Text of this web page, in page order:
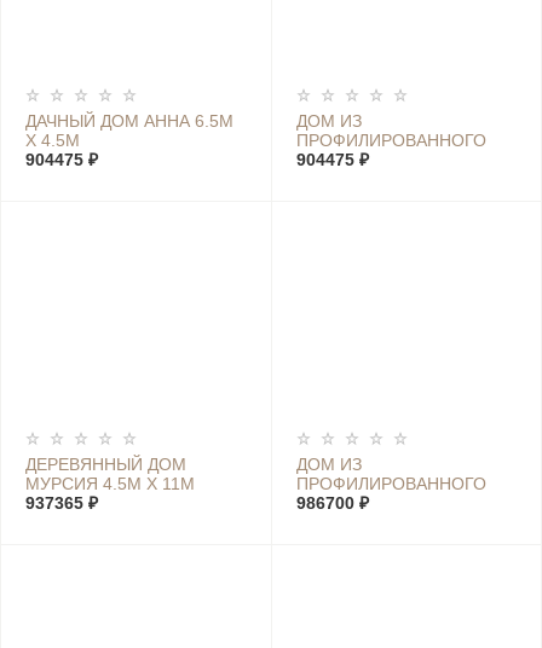
ДАЧНЫЙ ДОМ АННА 6.5М
Х 4.5М
904475 ₽
ДОМ ИЗ
ПРОФИЛИРОВАННОГО
БРУСА ЛУИЗА 6.5М Х 4.5М
904475 ₽
ДЕРЕВЯННЫЙ ДОМ
МУРСИЯ 4.5М Х 11М
937365 ₽
ДОМ ИЗ
ПРОФИЛИРОВАННОГО
БРУСА МАРИЯ 5.6М Х 7М
986700 ₽